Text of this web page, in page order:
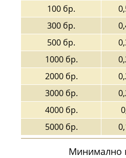
100 бр.
300 бр.
500 бр.
1000 бр.
2000 бр.
3000 бр.
4000 бр.
5000 бр.
Минимално